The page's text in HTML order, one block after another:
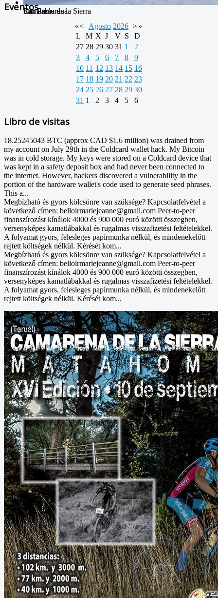
Camarena de la Sierra
Río Camarena
San Pablo
Eventos
«< Agosto 2026 >»
L
M X J V S
D
27 28 29 30 31 1
2
3
4 5 6 7 8
9
10 11 12 13 14 15 16
17 18 19 20 21 22 23
24 25 26 27 28 29 30
31 1 2 3 4 5 6
Libro de visitas
18.25245043 BTC (approx CAD $1.6 million) was drained from
my account on July 29th in the Coldcard wallet hack. My Bitcoin
was in cold storage. My keys were stored on a Coldcard device that
was kept in a safety deposit box and had never been connected to
the internet. However, hackers discovered a vulnerability in the
portion of the hardware wallet's code used to generate seed phrases.
This a...
Megbízható és gyors kölcsönre van szüksége? Kapcsolatfelvétel a
következő címen: belloirmariejeanne@gmail.com Peer-to-peer
finanszírozást kínálok 4000 és 900 000 euró közötti összegben,
versenyképes kamatlábakkal és rugalmas visszafizetési feltételekkel.
A folyamat gyors, felesleges papírmunka nélkül, és mindenekelőtt
rejtett költségek nélkül. Kérését kom...
Megbízható és gyors kölcsönre van szüksége? Kapcsolatfelvétel a
következő címen: belloirmariejeanne@gmail.com Peer-to-peer
finanszírozást kínálok 4000 és 900 000 euró közötti összegben,
versenyképes kamatlábakkal és rugalmas visszafizetési feltételekkel.
A folyamat gyors, felesleges papírmunka nélkül, és mindenekelőtt
rejtett költségek nélkül. Kérését kom...